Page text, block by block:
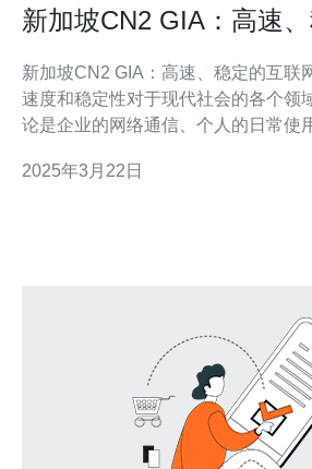
新加坡CN2 GIA：高速
新加坡CN2 GIA：高速、稳定的互联网连接 互联
速度和稳定性对于现代社会的各个领
论是企业的网络通信、个人的日常使
CN2 GIA网络正是满足这些需求的最佳选
2025年3月22日